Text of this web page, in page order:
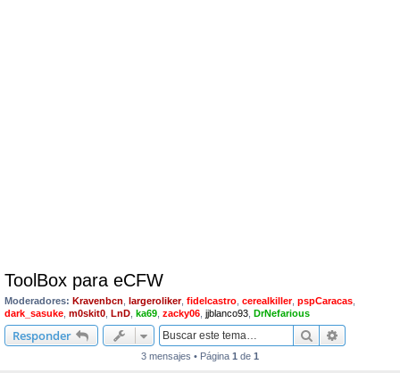
ToolBox para eCFW
Moderadores: Kravenbcn largeroliker, fidelcastro cerealkiller, pspCaracas
dark_sasuke m0skit0 LnD ka69 zacky06 jjblanco93 DrNefarious
Responder Buscar
3 mensajes • Página 1 de 1